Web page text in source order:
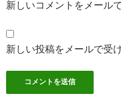
新しいコメントをメール
新しい投稿をメールで受